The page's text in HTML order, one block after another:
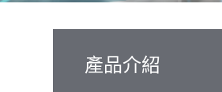
產品介紹